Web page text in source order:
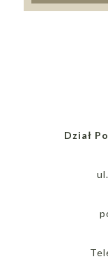
Dział